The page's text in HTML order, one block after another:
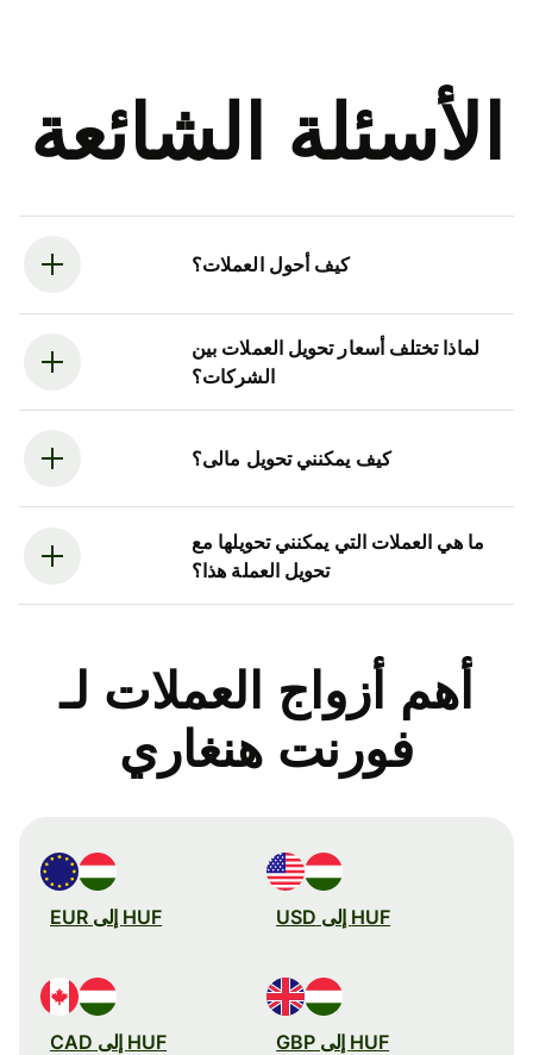
الأسئلة الشائعة
كيف أحول العملات؟
لماذا تختلف أسعار تحويل العملات بين
الشركات؟
كيف يمكنني تحويل مالى؟
ما هي العملات التي يمكنني تحويلها مع
تحويل العملة هذا؟
أهم أزواج العملات لـ
فورنت هنغاري
HUF إلى USD HUF إلى EUR
HUF إلى GBP HUF إلى CAD